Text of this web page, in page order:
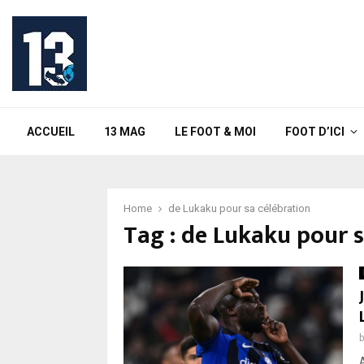
ACCUEIL 13 MAG LE FOOT & MOI FOOT D’ICI
Home de Lukaku pour sa célébration
Tag : de Lukaku pour